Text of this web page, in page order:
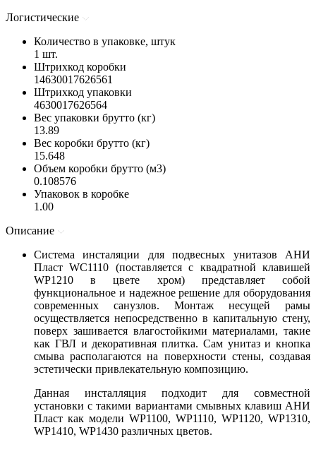
Логистические
Количество в упаковке, штук
1 шт.
Штрихкод коробки
14630017626561
Штрихкод упаковки
4630017626564
Вес упаковки брутто (кг)
13.89
Вес коробки брутто (кг)
15.648
Объем коробки брутто (м3)
0.108576
Упаковок в коробке
1.00
Описание
Система инсталяции для подвесных унитазов АНИ
Пласт WC1110 (поставляется с квадратной клавишей
WP1210 в цвете хром) представляет собой
функциональное и надежное решение для оборудования
современных санузлов. Монтаж несущей рамы
осуществляется непосредственно в капитальную стену,
поверх зашивается влагостойкими материалами, такие
как ГВЛ и декоративная плитка. Сам унитаз и кнопка
смыва располагаются на поверхности стены, создавая
эстетически привлекательную композицию.
Данная инсталляция подходит для совместной
установки с такими вариантами смывных клавиш АНИ
Пласт как модели WP1100, WP1110, WP1120, WP1310,
WP1410, WP1430 различных цветов.